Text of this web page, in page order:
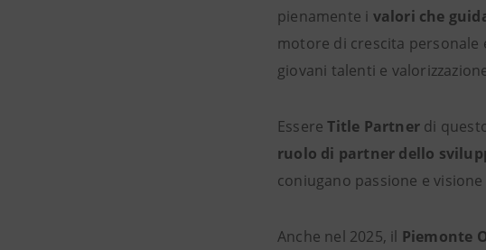
pienamente i valori che
motore di crescita personale
giovani talenti e
EssereTitle Partner di
ruolo di partner dello
coniugano passione e
Anche nel 2025, il Piemonte